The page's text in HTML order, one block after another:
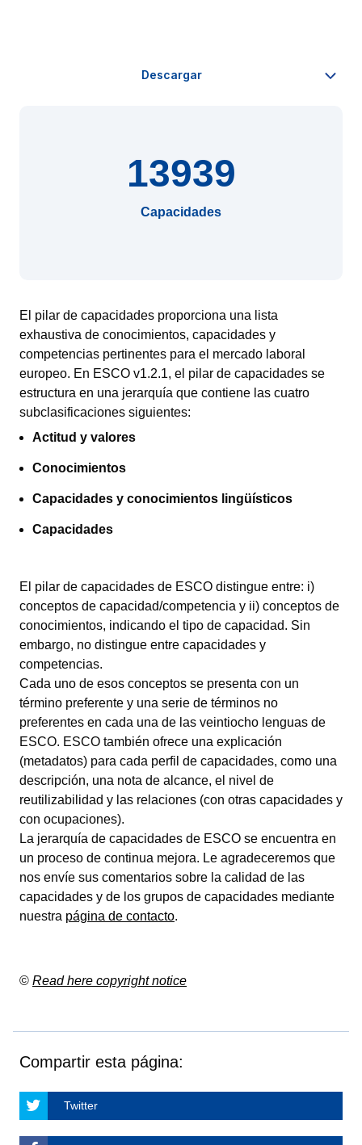
13939
Capacidades
El pilar de capacidades proporciona una lista
exhaustiva de conocimientos, capacidades y
competencias pertinentes para el mercado laboral
europeo. En ESCO v1.2.1, el pilar de capacidades se
estructura en una jerarquía que contiene las cuatro
subclasificaciones siguientes:
Actitud y valores
Conocimientos
Capacidades y conocimientos lingüísticos
Capacidades
El pilar de capacidades de ESCO distingue entre: i)
conceptos de capacidad/competencia y ii) conceptos de
conocimientos, indicando el tipo de capacidad. Sin
embargo, no distingue entre capacidades y
competencias.
Cada uno de esos conceptos se presenta con un
término preferente y una serie de términos no
preferentes en cada una de las veintiocho lenguas de
ESCO. ESCO también ofrece una explicación
(metadatos) para cada perfil de capacidades, como una
descripción, una nota de alcance, el nivel de
reutilizabilidad y las relaciones (con otras capacidades y
con ocupaciones).
La jerarquía de capacidades de ESCO se encuentra en
un proceso de continua mejora. Le agradeceremos que
nos envíe sus comentarios sobre la calidad de las
capacidades y de los grupos de capacidades mediante
nuestra página de contacto.
© Read here copyright notice
Compartir esta página:
Twitter